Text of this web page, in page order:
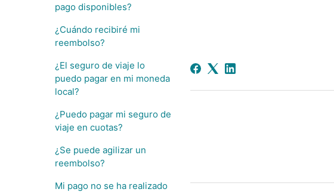
pago disponibles?
¿Cuándo recibiré mi
reembolso?
¿El seguro de viaje lo
puedo pagar en mi moneda
local?
¿Puedo pagar mi seguro de
viaje en cuotas?
¿Se puede agilizar un
reembolso?
Mi pago no se ha realizado